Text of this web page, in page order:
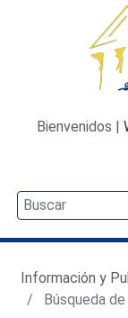
Bienvenidos |
Información y
Búsqueda